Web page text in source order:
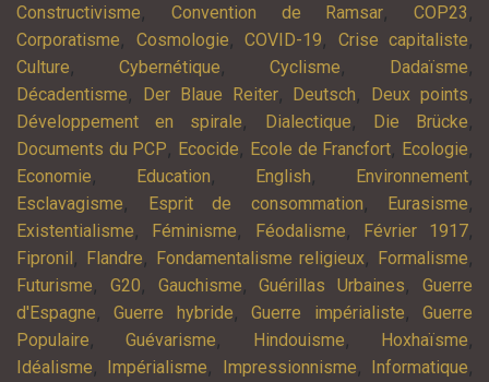
Constructivisme, Convention de Ramsar, COP23 ,
Corporatisme, Cosmologie, COVID-19, Crise capitaliste,
Culture, Cybernétique, Cyclisme, Dadaïsme,
Décadentisme, Der Blaue Reiter, Deutsch, Deux points,
Développement en spirale, Dialectique, Die Brücke,
Documents du PCP, Ecocide, Ecole de Francfort, Ecologie,
Economie, Education, English, Environnement,
Esclavagisme, Esprit de consommation, Eurasisme,
Existentialisme, Féminisme, Féodalisme, Février 1917,
Fipronil , Flandre, Fondamentalisme religieux, Formalisme,
Futurisme, G20, Gauchisme,Guérillas Urbaines,Guerre
d'Espagne,Guerre hybride,Guerre impérialiste,Guerre
Populaire,Guévarisme, Hindouisme, Hoxhaïsme,
Idéalisme, Impérialisme, Impressionnisme, Informatique,